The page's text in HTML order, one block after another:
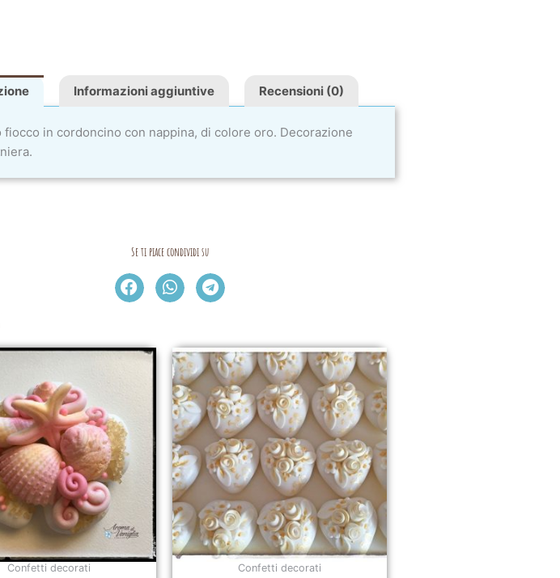
Informazioni aggiuntive Recensioni (0)
fiocco in cordoncino con nappina, di colore oro. Decorazione
Se ti piace condividi su
Confetti decorati Confetti decorati